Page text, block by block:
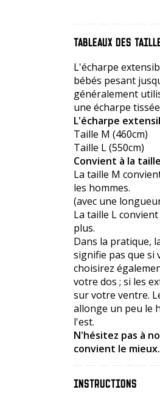
TABLEAUX DES
L'écharpe
bébés pesant
généralement
une écharpe
L'écharpe
Taille M (460cm)
Taille L (550cm)
Convient à la
La taille M
les hommes.
(avec une
La taille L
plus.
Dans la pratique,
signifie pas que si
choisirez
votre dos ; si les
sur votre ventre.
allonge un peu le
l'est.
N'hésitez pas à
convient le mieux.
INSTRUCTIONS